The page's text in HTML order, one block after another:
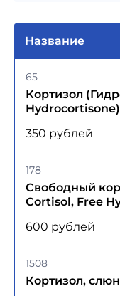
Название
Кортизол
Hydrocortisone)
65
350 рублей
Свободный
Сortisol, Free
178
600 рублей
Кортизол,
1508